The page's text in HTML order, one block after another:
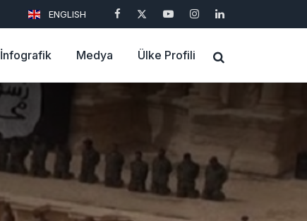
ENGLISH
İnfografik Medya Ülke Profili